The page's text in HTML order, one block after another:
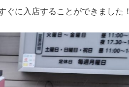
に入店することができました！